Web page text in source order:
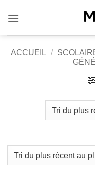
ACCUEIL /